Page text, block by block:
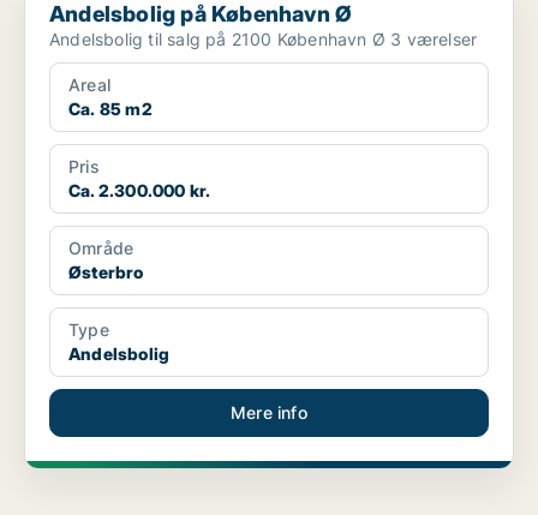
Andelsbolig på København Ø
Andelsbolig til salg på 2100 København Ø 3 værelser
Areal
Ca. 85 m2
Pris
Ca. 2.300.000 kr.
Område
Østerbro
Type
Andelsbolig
Mere info